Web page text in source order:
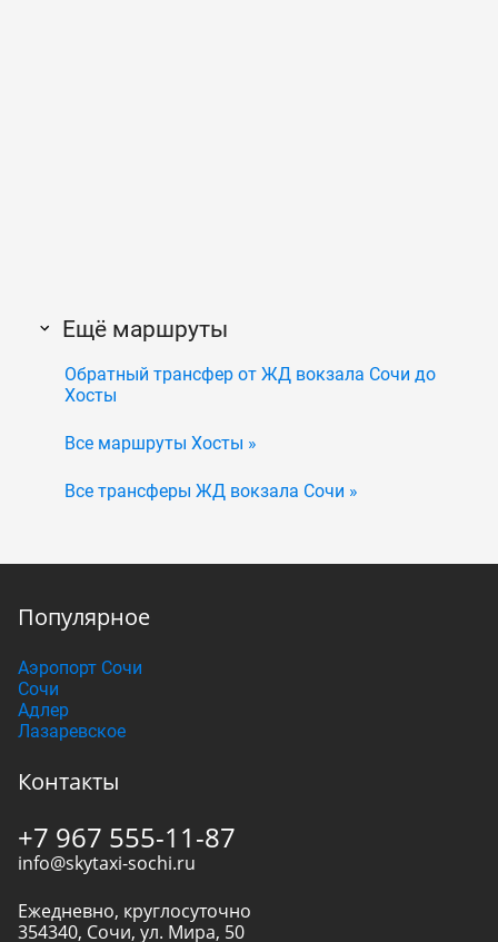
Ещё маршруты
Обратный трансфер от ЖД вокзала Сочи до
Хосты
Все маршруты Хосты »
Все трансферы ЖД вокзала Сочи »
Популярное
Аэропорт Сочи
Сочи
Адлер
Лазаревское
Контакты
+7 967 555-11-87
info@skytaxi-sochi.ru
Ежедневно, круглосуточно
354340, Сочи, ул. Мира, 50